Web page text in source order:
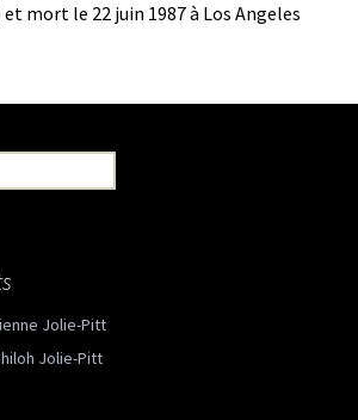
mort le 22 juin 1987 à Los Angeles
Jolie-Pitt
Jolie-Pitt